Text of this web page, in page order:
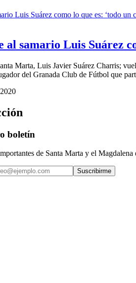
al samario Luis Suárez
Marta, Luis Javier Suárez Charris;
del Granada Club de Fútbol que
boletín
de Santa Marta y el
Suscribirme